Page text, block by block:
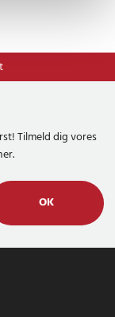
Tilmeld dig vores
OK